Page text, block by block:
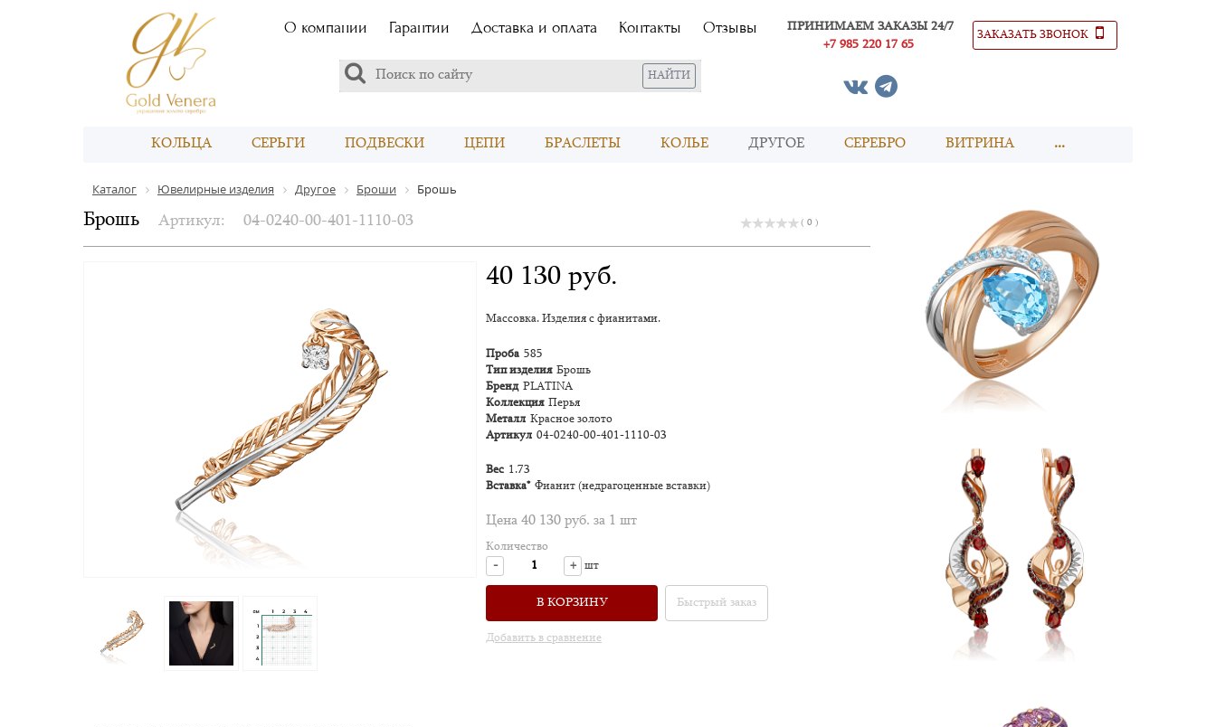
О компании Гарантии Доставка и оплата Контакты Отзывы
ПРИНИМАЕМ ЗАКАЗЫ 24/7
+7 985 220 17 65
ЗАКАЗАТЬ ЗВОНОК
КОЛЬЦА СЕРЬГИ ПОДВЕСКИ ЦЕПИ БРАСЛЕТЫ КОЛЬЕ ДРУГОЕ СЕРЕБРО ВИТРИНА ...
Каталог Ювелирные изделия Другое Броши Брошь
Брошь Артикул: 04-0240-00-401-1110-03 ( 0 )
40 130 руб.
Массовка. Изделия с фианитами.
Проба 585
Тип изделия Брошь
Бренд PLATINA
Коллекция Перья
Металл Красное золото
Артикул 04-0240-00-401-1110-03
Вес 1.73
Вставка* Фианит (недрагоценные вставки)
Цена 40 130 руб. за 1 шт
Количество
-
+ шт
В КОРЗИНУ Быстрый заказ
Добавить в сравнение